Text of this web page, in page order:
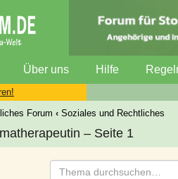
Über uns Hilfe
Forum ‹ Soziales und Rechtliches
– Seite 1